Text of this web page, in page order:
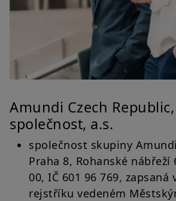
Amundi Czech
společnost, a.s.
společnost skupiny
Praha 8, Rohanské nábřeží
00, IČ 601 96 769,
rejstříku vedeném